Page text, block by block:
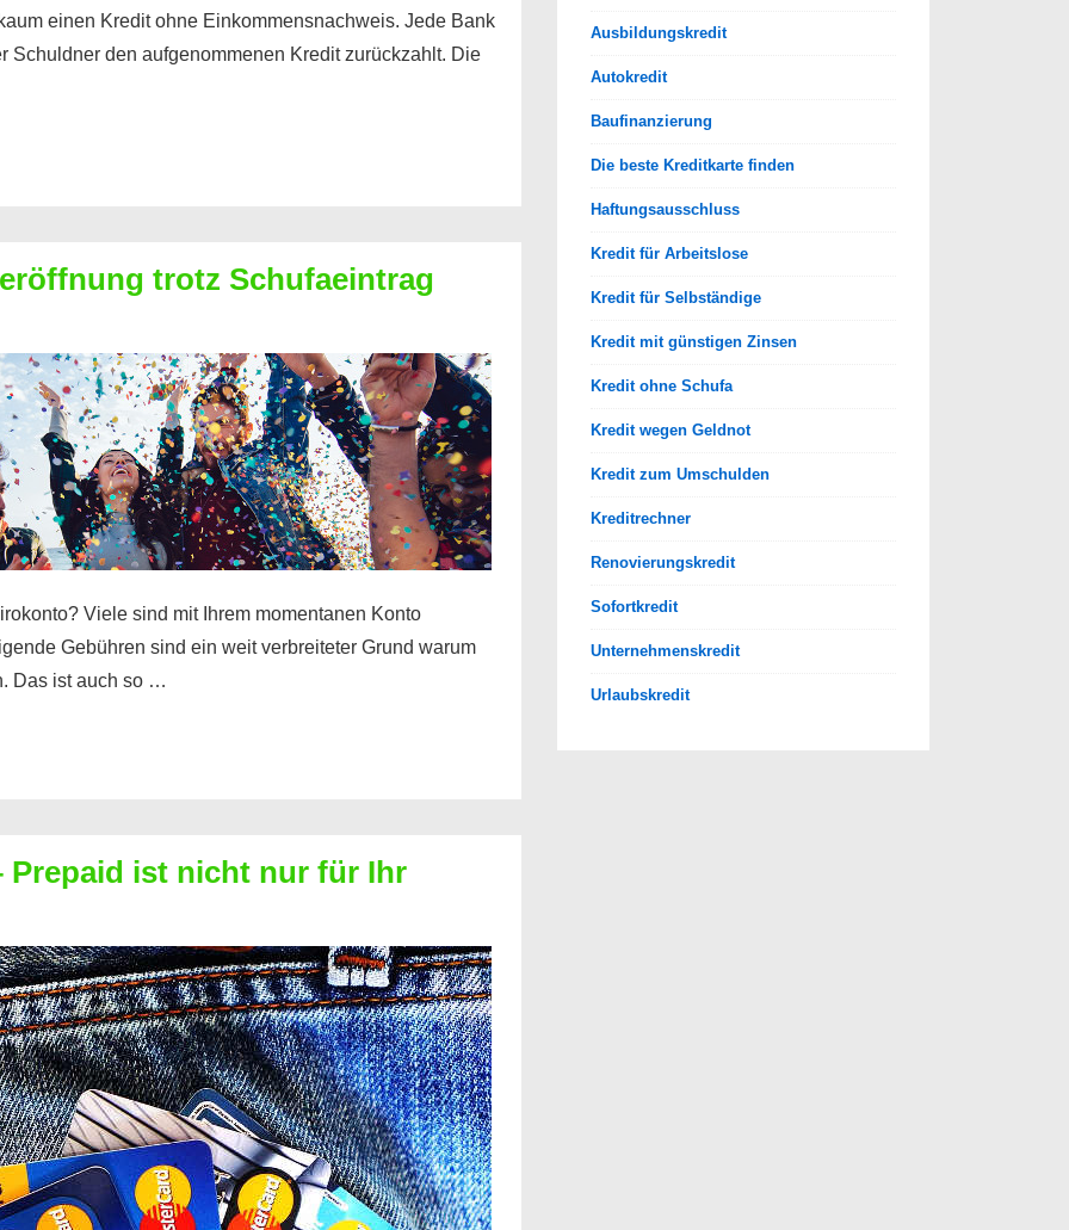
einen Kredit ohne Einkommensnachweis. Jede Bank
Schuldner den aufgenommenen Kredit zurückzahlt. Die
trotz Schufaeintrag
Viele sind mit Ihrem momentanen Konto
Gebühren sind ein weit verbreiteter Grund warum
Das ist auch so …
Prepaid ist nicht nur für Ihr
Ausbildungskredit
Autokredit
Baufinanzierung
Die beste Kreditkarte finden
Haftungsausschluss
Kredit für Arbeitslose
Kredit für Selbständige
Kredit mit günstigen Zinsen
Kredit ohne Schufa
Kredit wegen Geldnot
Kredit zum Umschulden
Kreditrechner
Renovierungskredit
Sofortkredit
Unternehmenskredit
Urlaubskredit